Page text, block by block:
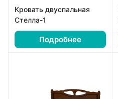
Кровать двуспальная
Стелла-1
Подробнее